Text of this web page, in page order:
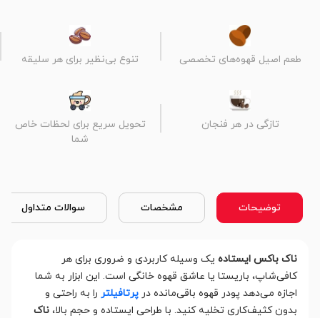
طعم اصیل قهوه‌های تخصصی تنوع بی‌نظیر برای هر سلیقه
تازگی در هر فنجان
تحویل سریع برای لحظات خاص
شما
توضیحات مشخصات سوالات متداول
ناک باکس ایستاده یک وسیله کاربردی و ضروری برای هر
کافی‌شاپ، باریستا یا عاشق قهوه خانگی است. این ابزار به شما
اجازه می‌دهد پودر قهوه باقی‌مانده در پرتافیلتر را به راحتی و
بدون کثیف‌کاری تخلیه کنید. با طراحی ایستاده و حجم بالا، ناک